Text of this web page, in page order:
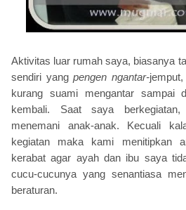
Aktivitas luar rumah saya, biasanya
sendiri yangpengen ngantar-
kurang suami mengantar sampai
kembali. Saat saya
menemani anak-anak. Kecuali
kegiatan maka kami menitipkan
kerabat agar ayah dan ibu saya
cucu-cucunya yang senantiasa
beraturan.